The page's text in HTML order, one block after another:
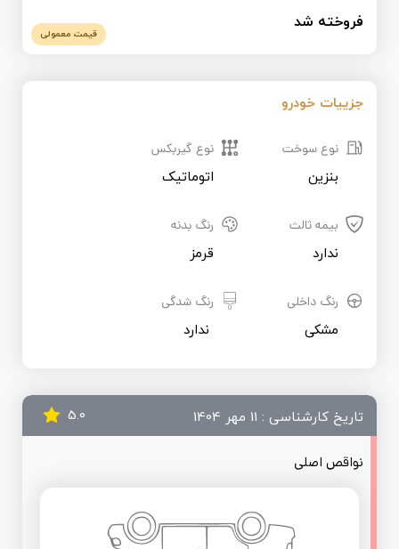
فروخته شد
قیمت معمولی
جزییات خودرو
نوع سوخت
بنزین
نوع گیربکس
اتوماتیک
بیمه ثالث
ندارد
رنگ بدنه
قرمز
رنگ داخلی
مشکی
رنگ شدگی
تاریخ کارشناسی : 11 مهر 1404 5.0
نواقص اصلی